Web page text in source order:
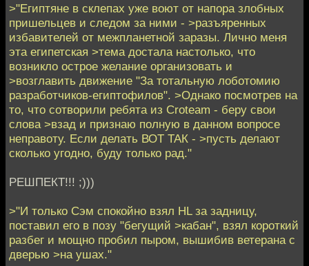
>"Египтяне в склепах уже воют от напора злобных
пришельцев и следом за ними - >разъяренных
избавителей от межпланетной заразы. Лично меня
эта египетская >тема достала настолько, что
возникло острое желание организовать и
>возглавить движение "За тотальную лоботомию
разработчиков-египтофилов". >Однако посмотрев на
то, что сотворили ребята из Croteam - беру свои
слова >взад и признаю полную в данном вопросе
неправоту. Если делать ВОТ ТАК - >пусть делают
сколько угодно, буду только рад."
РЕШПЕКТ!!! ;)))
>"И только Сэм спокойно взял HL за задницу,
поставил его в позу "бегущий >кабан", взял короткий
разбег и мощно пробил пыром, вышибив ветерана с
дверью >на ушах."